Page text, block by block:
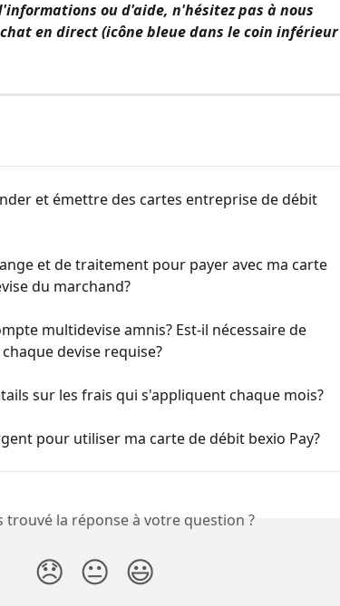
ou d'aide, n'hésitez pas à nous
en direct (icône bleue dans le coin inférieur
et émettre des cartes entreprise de débit
et de traitement pour payer avec ma carte
du marchand?
multidevise amnis? Est-il nécessaire de
devise requise?
sur les frais qui s'appliquent chaque mois?
pour utiliser ma carte de débit bexio Pay?
trouvé la réponse à votre question ?
😞 😐 😃